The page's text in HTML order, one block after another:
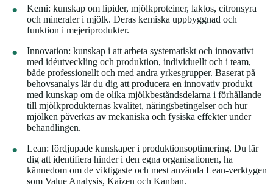
Kemi: kunskap om lipider, mjölkproteiner, laktos, citronsyra
och mineraler i mjölk. Deras kemiska uppbyggnad och
funktion i mejeriprodukter.
Innovation: kunskap i att arbeta systematiskt och innovativt
med idéutveckling och produktion, individuellt och i team,
både professionellt och med andra yrkesgrupper. Baserat på
behovsanalys lär du dig att producera en innovativ produkt
med kunskap om de olika mjölkbeståndsdelarna i förhållande
till mjölkprodukternas kvalitet, näringsbetingelser och hur
mjölken påverkas av mekaniska och fysiska effekter under
behandlingen.
Lean: fördjupade kunskaper i produktionsoptimering. Du lär
dig att identifiera hinder i den egna organisationen, ha
kännedom om de viktigaste och mest använda Lean-verktygen
som Value Analysis, Kaizen och Kanban.